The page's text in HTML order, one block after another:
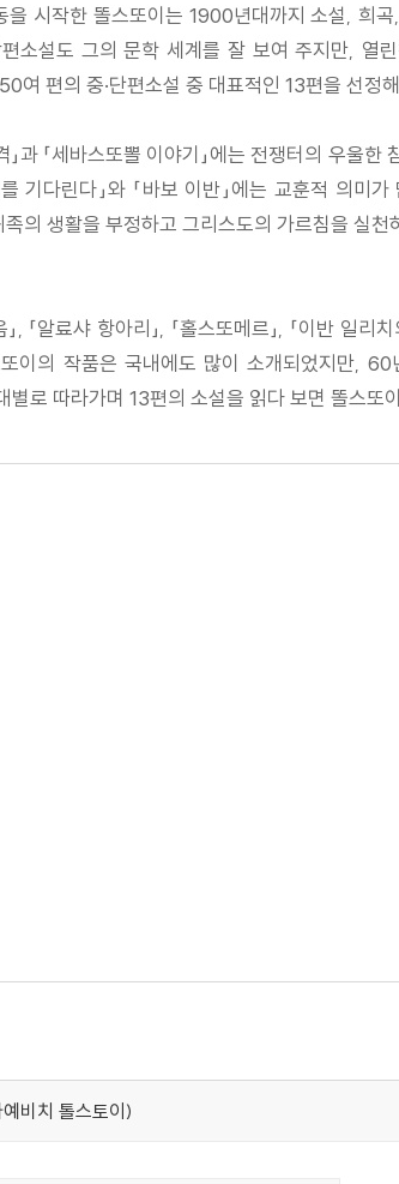
을 시작한 똘스또이는 1900년대까지 소설, 희
편소설도 그의 문학 세계를 잘 보여 주지만,
여 편의 중·단편소설 중 대표적인 13편을 선정
과 「세바스또뽈 이야기」에는 전쟁터의 우울
다린다」와 「바보 이반」에는 교훈적 의미
의 생활을 부정하고 그리스도의 가르침을 실
, 「알료샤 항아리」, 「홀스또메르」, 「이반
이의 작품은 국내에도 많이 소개되었지만,
로 따라가며 13편의 소설을 읽다 보면 똘스또
비치 톨스토이)